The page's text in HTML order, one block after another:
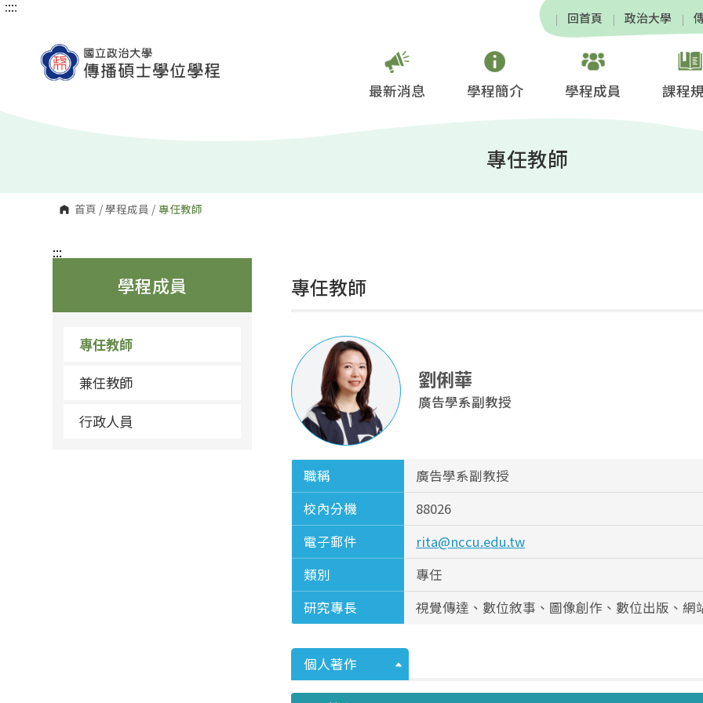
跳
:::
回首頁 政治大學
最新消息 學程簡介 學程成員 課程
專任教師
首頁 /學程成員 / 專任教師
:::
學程成員
專任教師
兼任教師
行政人員
:::
專任教師
劉俐華
廣告學系副教授
職稱
廣告學系副教授
校內分機
88026
電子郵件
rita@nccu.edu.tw
類別
專任
研究專長
視覺傳達、數位敘事、圖像創作、數位出版、網
個人著作